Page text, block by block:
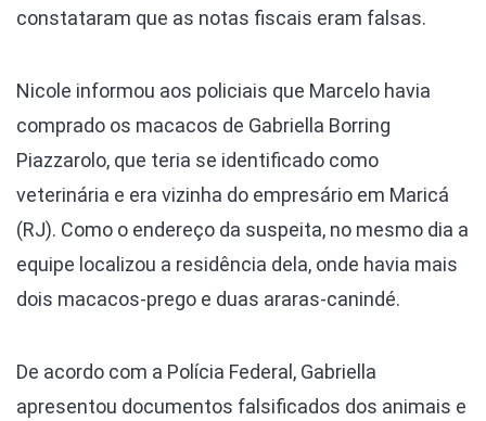
constataram que as notas fiscais eram falsas.
Nicole informou aos policiais que Marcelo havia
comprado os macacos de Gabriella Borring
Piazzarolo, que teria se identificado como
veterinária e era vizinha do empresário em Maricá
(RJ). Como o endereço da suspeita, no mesmo dia a
equipe localizou a residência dela, onde havia mais
dois macacos-prego e duas araras-canindé.
De acordo com a Polícia Federal, Gabriella
apresentou documentos falsificados dos animais e